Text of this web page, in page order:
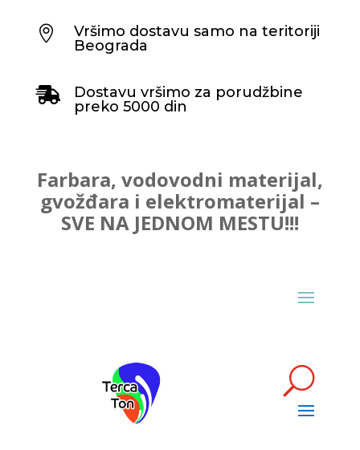

Vršimo dostavu samo na teritoriji
Beograda

Dostavu vršimo za porudžbine
preko 5000 din
Farbara, vodovodni materijal,
gvožđara i elektromaterijal –
SVE NA JEDNOM MESTU!!!